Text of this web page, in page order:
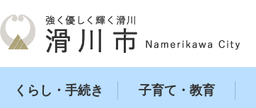
くらし・手続き 子育て・教育